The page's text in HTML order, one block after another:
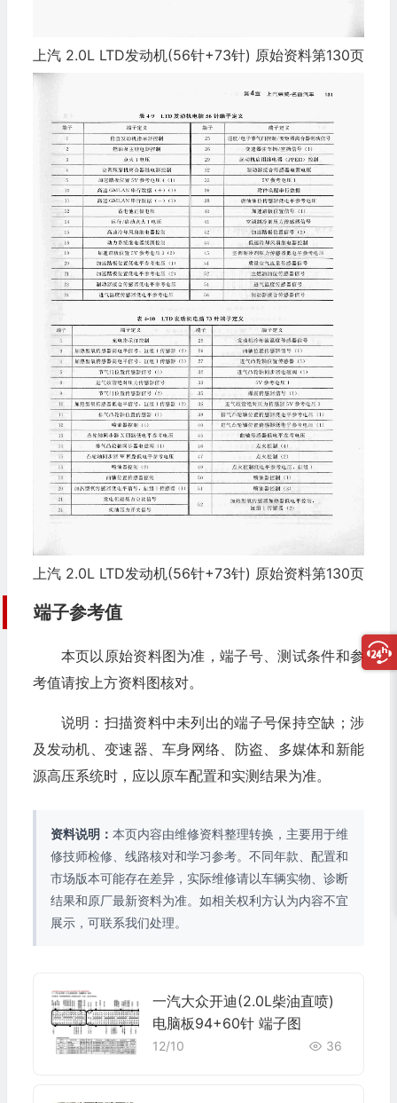
上汽 2.0L LTD发动机(56针+73针) 原始资料第130页
上汽 2.0L LTD发动机(56针+73针) 原始资料第130页
端子参考值
本页以原始资料图为准，端子号、测试条件和参
考值请按上方资料图核对。
说明：扫描资料中未列出的端子号保持空缺；涉
及发动机、变速器、车身网络、防盗、多媒体和新能
源高压系统时，应以原车配置和实测结果为准。
资料说明： 本页内容由维修资料整理转换，主要用于维
修技师检修、线路核对和学习参考。不同年款、配置和
市场版本可能存在差异，实际维修请以车辆实物、诊断
结果和原厂最新资料为准。如相关权利方认为内容不宜
展示，可联系我们处理。
一汽大众开迪(2.0L柴油直喷)
电脑板94+60针 端子图
12/10 36